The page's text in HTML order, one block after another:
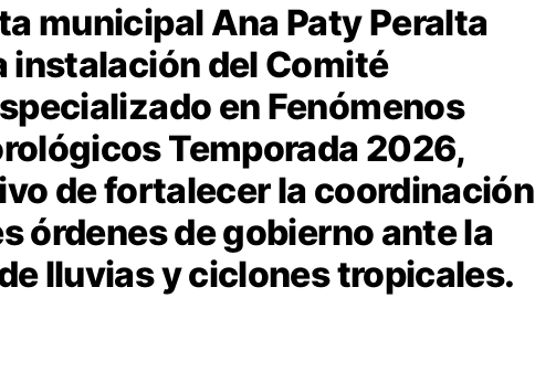
municipal Ana Paty Peralta
instalación del Comité
en Fenómenos
Temporada 2026,
de fortalecer la coordinación
órdenes de gobierno ante la
lluvias y ciclones tropicales.